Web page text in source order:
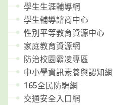
學生生涯輔導網
學生輔導諮商中心
性別平等教育資源中心
家庭教育資源網
防治校園霸凌專區
中小學資訊素養與認知網
165全民防騙網
交通安全入口網